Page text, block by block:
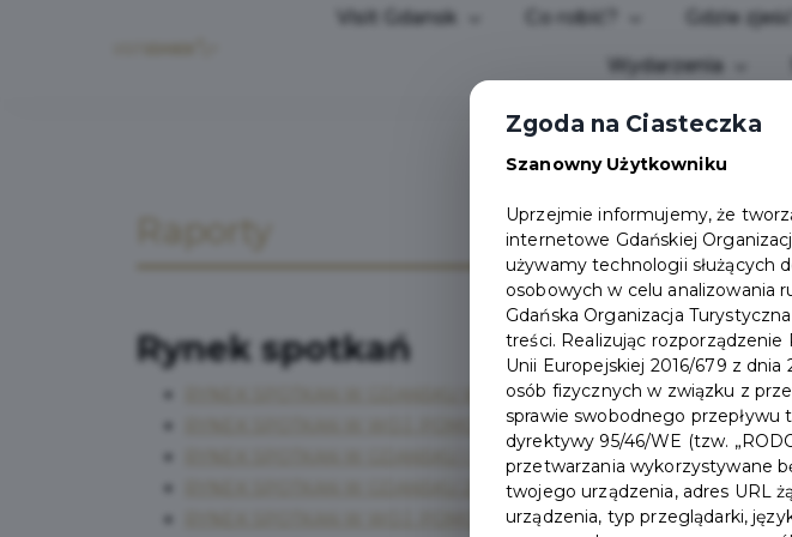
Visit Gdansk Co robić? Gdzie
Wydarzenia
Raporty
Rynek spotkań
RYNEK SPOTKAŃ W GDAŃSKU W 2022 ROKU [PL]
RYNEK SPOTKAŃ W WOJ. POMORSKIM W 2022 ROKU [PL]
RYNEK SPOTKAŃ W GDAŃSKU I WOJ. POMORSKIM W 2021 ROKU
RYNEK SPOTKAŃ W GDAŃSKU 2019-2021 ROKU [PL]
RYNEK SPOTKAŃ W WOJ. POMORSKIM 2019-2021 [PL]
Zgoda na Ciasteczka
Szanowny Użytkowniku
Uprzejmie informujemy, że
internetowe Gdańskiej
używamy technologii służących
osobowych w celu analizowania
Gdańska Organizacja
treści. Realizując
Unii Europejskiej 2016/679 z
osób fizycznych w związku z
sprawie swobodnego przepływu
dyrektywy 95/46/WE (tzw.
przetwarzania wykorzystywane
twojego urządzenia, adres URL
urządzenia, typ przeglądarki,